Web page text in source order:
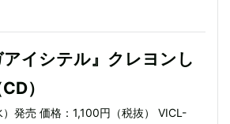
イシテル』クレヨンし
）
発売 価格：1,100円（税抜） VICL-